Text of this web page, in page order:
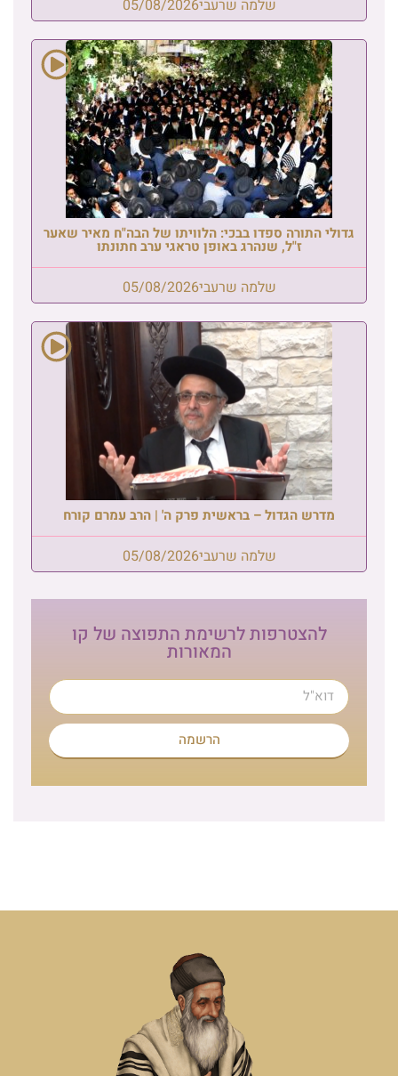
שלמה שרעבי05/08/2026
גדולי התורה ספדו בבכי: הלוויתו של הבה"ח מאיר שאער
ז"ל, שנהרג באופן טראגי ערב חתונתו
שלמה שרעבי05/08/2026
מדרש הגדול – בראשית פרק ה' | הרב עמרם קורח
שלמה שרעבי05/08/2026
להצטרפות לרשימת התפוצה של קו
המאורות
הרשמה